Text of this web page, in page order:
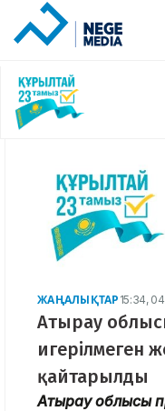
ЖАҢАЛЫҚТАР 15:34,
Атырау
игерілмеген
қайтарылды
Атырау облысы